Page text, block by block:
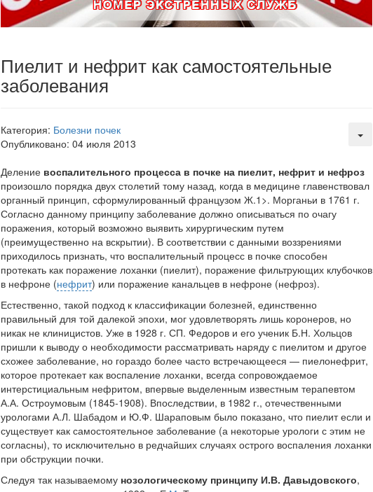
Пиелит и нефрит как самостоятельные
заболевания
Категория: Болезни почек
Опубликовано: 04 июля 2013
Деление воспалительного процесса в почке на пиелит, не­фрит и нефроз
произошло порядка двух столетий тому на­зад, когда в медицине главенствовал
органный принцип, сформулированный французом Ж.1>. Морганьи в 1761 г.
Со­гласно данному принципу заболевание должно описываться по очагу
поражения, который возможно выявить хирургиче­ским путем
(преимущественно на вскрытии). В соответ­ствии с данными воззрениями
приходилось признать, что воспалительный процесс в почке способен
протекать как по­ражение лоханки (пиелит), поражение фильтрующих клу­бочков
в нефроне (нефрит) или поражение канальцев в нефроне (нефроз).
Естественно, такой подход к классификации болезней, единственно
правильный для той далекой эпохи, мог удо­влетворять лишь коронеров, но
никак не клиницистов. Уже в 1928 г. СП. Федоров и его ученик Б.Н. Хольцов
пришли к выводу о необходимости рассматривать наряду с пиелитом и другое
схожее заболевание, но гораздо более часто встре­чающееся — пиелонефрит,
которое протекает как воспале­ние лоханки, всегда сопровождаемое
интерстициальным нефритом, впервые выделенным известным терапевтом
А.А. Остроумовым (1845-1908). Впоследствии, в 1982 г., отечественными
урологами А.Л. Шабадом и Ю.Ф. Шарапо­вым было показано, что пиелит если и
существует как са­мостоятельное заболевание (а некоторые урологи с этим не
согласны), то исключительно в редчайших случаях острого воспаления лоханки
при обструкции почки.
Следуя так называемому нозологическому принципу И.В. Давыдовского,